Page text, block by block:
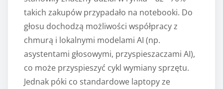
takich zakupów przypadało na notebooki. Do
głosu dochodzą możliwości współpracy z
chmurą i lokalnymi modelami AI (np.
asystentami głosowymi, przyspieszaczami AI),
co może przyspieszyć cykl wymiany sprzętu.
Jednak póki co standardowe laptopy ze